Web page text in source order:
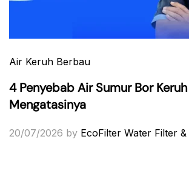
Air Keruh Berbau
4 Penyebab Air Sumur Bor
Mengatasinya
20/07/2026 by EcoFilter Water Filter